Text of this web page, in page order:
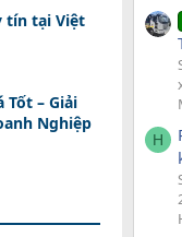
tín tại Việt
Tốt – Giải
Nghiệp
H